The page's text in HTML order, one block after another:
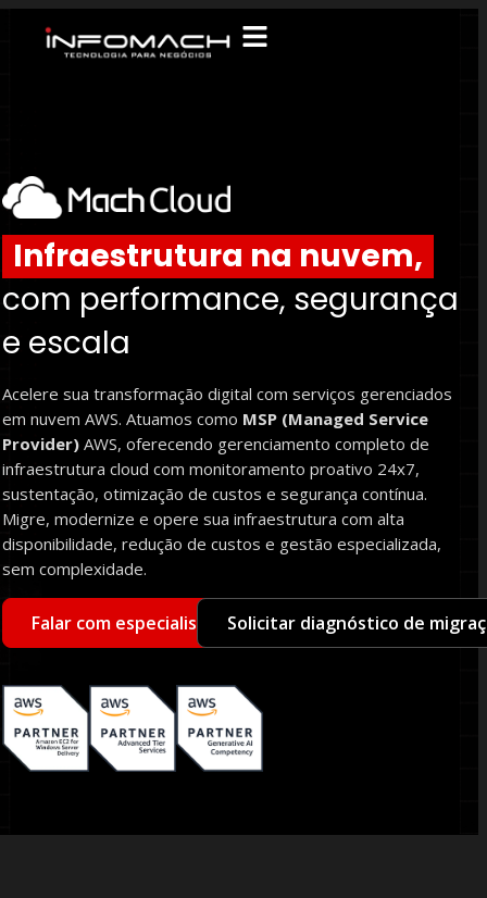
Infraestrutura na nuvem,
com performance, segurança
e escala
Acelere sua transformação digital com serviços gerenciados
em nuvem AWS. Atuamos como MSP (Managed Service
Provider) AWS, oferecendo gerenciamento completo de
infraestrutura cloud com monitoramento proativo 24x7,
sustentação, otimização de custos e segurança contínua.
Migre, modernize e opere sua infraestrutura com alta
disponibilidade, redução de custos e gestão especializada,
sem complexidade.
Falar com especialista Solicitar diagnóstico de